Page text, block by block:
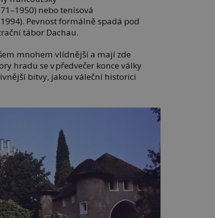
nebo tenisová
Pevnost formálně spadá pod
tábor Dachau.
mnohem vlídnější a mají zde
hradu se v předvečer konce války
bitvy, jakou váleční historici